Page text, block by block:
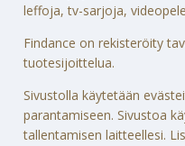
leffoja, tv-sarjoja,
Findance on rekisteröity
tuotesijoittelua.
Sivustolla käytetään
parantamiseen. Sivustoa
tallentamisen laitteellesi.